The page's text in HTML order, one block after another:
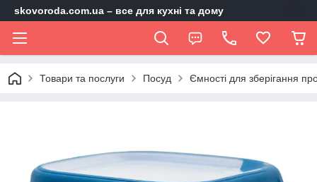
skovoroda.com.ua – все для кухні та дому
Товари та послуги Посуд Ємності для зберігання